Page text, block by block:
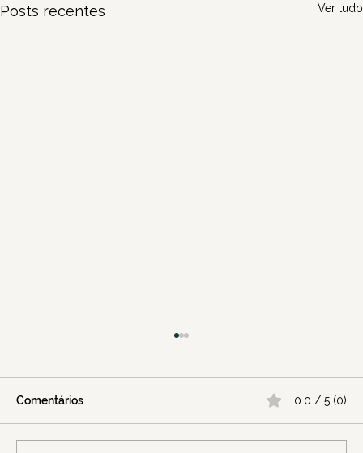
Posts recentes Ver tudo
Comentários 0.0 / 5 (0)